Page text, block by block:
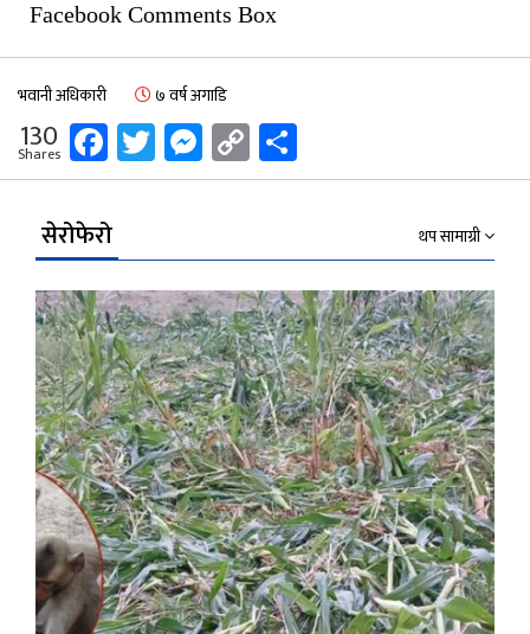
Facebook Comments Box
भवानी अधिकारी ७ वर्ष अगाडि
130
Shares Facebook
Twitter
Messenger
Copy
Link
सेरोफेरो थप सामाग्री